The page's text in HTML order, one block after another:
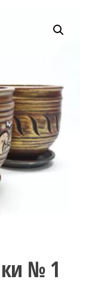
№ 1